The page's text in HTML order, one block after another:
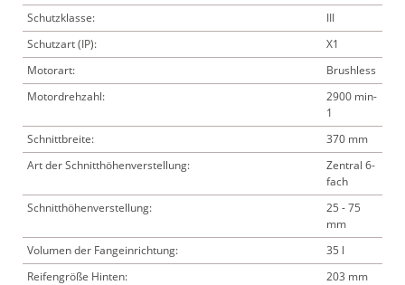
Schutzklasse:
III
Schutzart (IP):
X1
Motorart:
Brushless
Motordrehzahl:
2900 min-
1
Schnittbreite:
370 mm
Art der Schnitthöhenverstellung:
Zentral 6-
fach
Schnitthöhenverstellung:
25 - 75
mm
Volumen der Fangeinrichtung:
35 l
Reifengröße Hinten:
203 mm